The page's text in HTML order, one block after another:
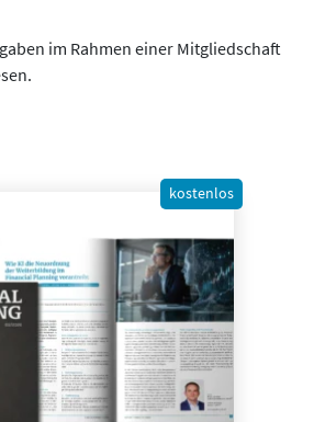
im Rahmen einer Mitgliedschaft
kostenlos